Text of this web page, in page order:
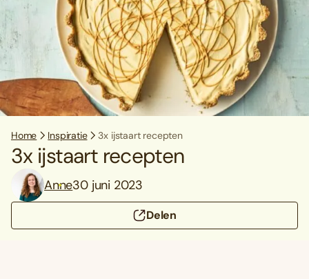
Home Inspiratie 3x ijstaart recepten
3x ijstaart recepten
Anne30 juni 2023
Delen